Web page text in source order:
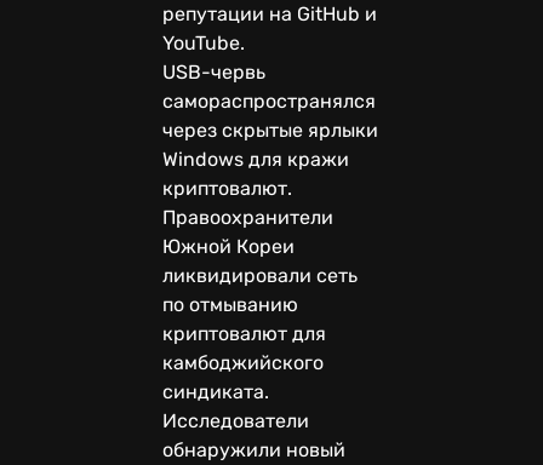
репутации на GitHub и
YouTube.
USB-червь
самораспространялся
через скрытые ярлыки
Windows для кражи
криптовалют.
Правоохранители
Южной Кореи
ликвидировали сеть
по отмыванию
криптовалют для
камбоджийского
синдиката.
Исследователи
обнаружили новый